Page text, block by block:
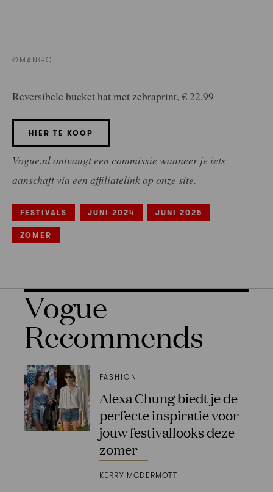
©MANGO
Reversibele bucket hat met zebraprint, € 22,99
HIER TE KOOP
Vogue.nl ontvangt een commissie wanneer je iets
aanschaft via een affiliatelink op onze site.
FESTIVALS JUNI 2024 JUNI 2025
ZOMER
Vogue
Recommends
FASHION
Alexa Chung biedt je de
perfecte inspiratie voor
jouw festivallooks deze
zomer
KERRY MCDERMOTT